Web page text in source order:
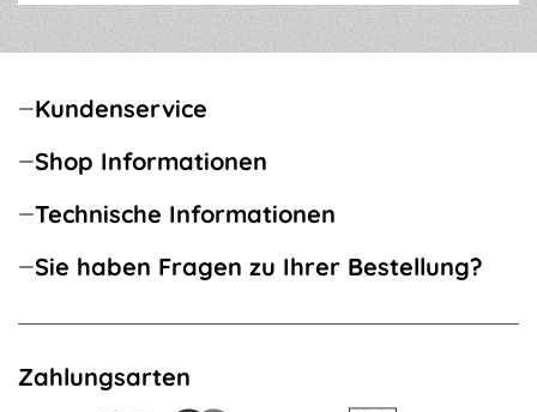
Kundenservice
Shop Informationen
Technische Informationen
Sie haben Fragen zu Ihrer Bestellung?
Zahlungsarten